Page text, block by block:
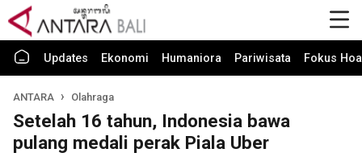
Updates Ekonomi Humaniora Pariwisata Fokus
ANTARA Olahraga
Setelah 16 tahun, Indonesia bawa
pulang medali perak Piala Uber